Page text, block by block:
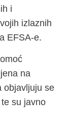
i
izlaznih
EFSA-e.
na
objavljuju se
su javno